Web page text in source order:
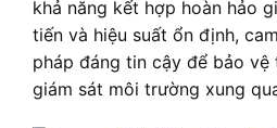
khả năng kết hợp hoàn hảo
tiến và hiệu suất ổn định,
pháp đáng tin cậy để bảo vệ
giám sát môi trường xung